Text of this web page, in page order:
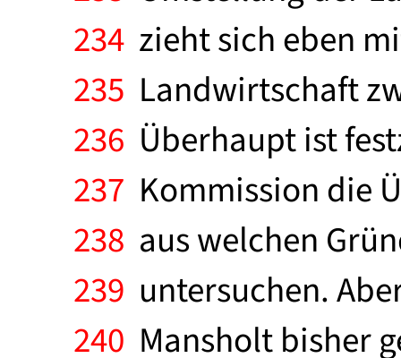
234 zieht sich eben
235 Landwirtschaft
236 Überhaupt ist
237 Kommission die
238 aus welchen
239 untersuchen.
240 Mansholt bisher